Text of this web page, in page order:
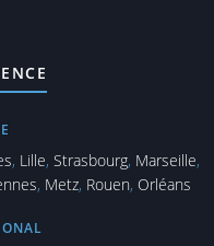
, Lille, Strasbourg, Marseille,
, Metz, Rouen, Orléans